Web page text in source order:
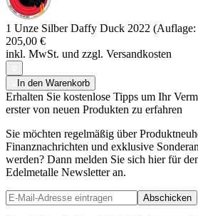
1 Unze Silber Daffy Duck 2022
205,00 €
inkl. MwSt. und zzgl. Versandkosten
In den Warenkorb
Erhalten Sie kostenlose Tipps um Ihr
erster von neuen Produkten zu erfahren
Sie möchten regelmäßig über
Finanznachrichten und exklusive
werden? Dann melden Sie sich hier für
Edelmetalle Newsletter an.
Abschicken